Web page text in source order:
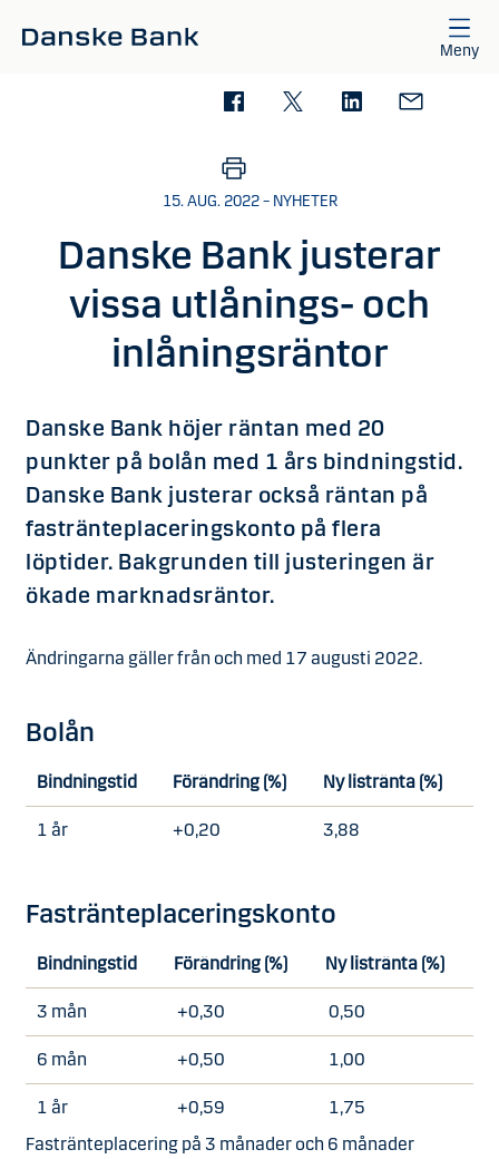
Meny
15. AUG. 2022 – NYHETER
Danske Bank justerar
vissa utlånings- och
inlåningsräntor
Danske Bank höjer räntan med 20
punkter på bolån med 1 års bindningstid.
Danske Bank justerar också räntan på
fastränteplaceringskonto på flera
löptider. Bakgrunden till justeringen är
ökade marknadsräntor.
Ändringarna gäller från och med 17 augusti 2022.
Bolån
Bindningstid Förändring (%) Ny listränta (%)
1 år +0,20 3,88
Fastränteplaceringskonto
Bindningstid Förändring (%) Ny listränta (%)
3 mån +0,30 0,50
6 mån +0,50 1,00
1 år +0,59
1,75
Fastränteplacering på 3 månader och 6 månader